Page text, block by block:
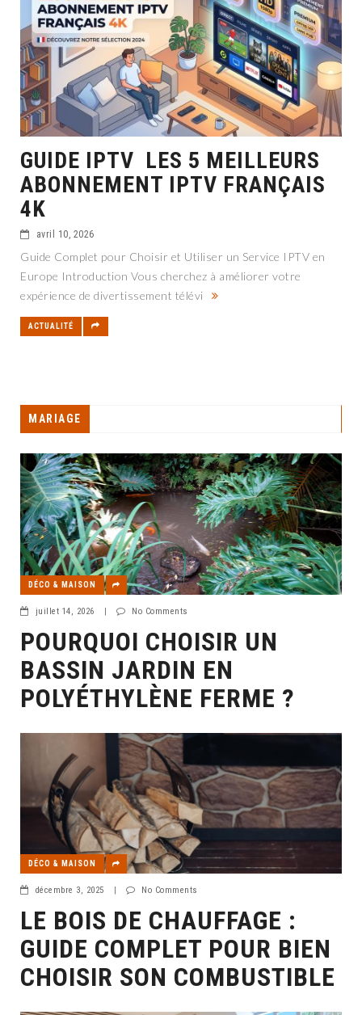
GUIDE IPTV LES 5 MEILLEURS
ABONNEMENT IPTV FRANÇAIS
4K
avril 10, 2026
Guide Complet pour Choisir et Utiliser un Service IPTV en
Europe Introduction Vous cherchez à améliorer votre
expérience de divertissement télévi
ACTUALITÉ
MARIAGE
DÉCO & MAISON
juillet 14, 2026 | No Comments
POURQUOI CHOISIR UN
BASSIN JARDIN EN
POLYÉTHYLÈNE FERME ?
DÉCO & MAISON
décembre 3, 2025 | No Comments
LE BOIS DE CHAUFFAGE :
GUIDE COMPLET POUR BIEN
CHOISIR SON COMBUSTIBLE